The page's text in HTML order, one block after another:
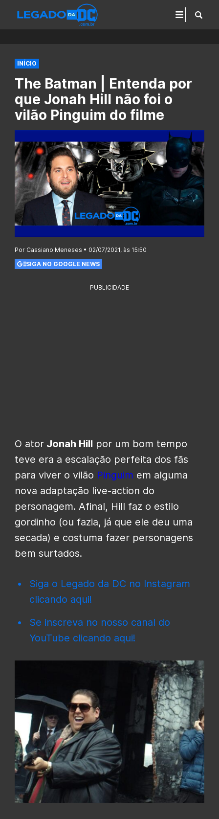
INÍCIO
The Batman | Entenda por
que Jonah Hill não foi o
vilão Pinguim do filme
Por Cassiano Meneses • 02/07/2021, às 15:50
SIGA NO GOOGLE NEWS
PUBLICIDADE
O ator Jonah Hill por um bom tempo
teve era a escalação perfeita dos fãs
para viver o vilão Pinguim em alguma
nova adaptação live-action do
personagem. Afinal, Hill faz o estilo
gordinho (ou fazia, já que ele deu uma
secada) e costuma fazer personagens
bem surtados.
Siga o Legado da DC no Instagram
clicando aqui!
Se inscreva no nosso canal do
YouTube clicando aqui!